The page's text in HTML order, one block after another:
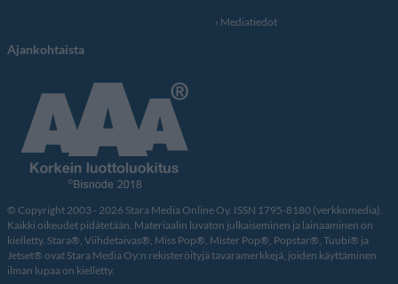
Mediatiedot
Ajankohtaista
© Copyright 2003 - 2026 Stara Media Online Oy. ISSN 1795-8180 (verkkomedia).
Kaikki oikeudet pidätetään. Materiaalin luvaton julkaiseminen ja lainaaminen on
kielletty. Stara®, Viihdetaivas®, Miss Pop®, Mister Pop®, Popstar®, Tuubi® ja
Jetset® ovat Stara Media Oy:n rekisteröityjä tavaramerkkejä, joiden käyttäminen
ilman lupaa on kielletty.